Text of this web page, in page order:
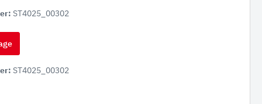
ST4025_00302
ST4025_00302